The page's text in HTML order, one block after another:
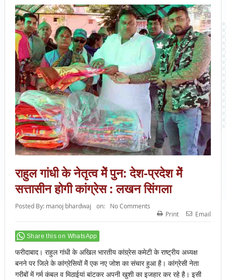
राहुल गांधी के नेतृत्व मेें पुन: देश-प्रदेश मेें
सत्तासीन होगी कांग्रेस : लखन सिंगला
Posted By: manoj bhardwaj on:
No Comments
Print
Email
Share this on WhatsApp
फरीदाबाद। राहुल गांधी के अखिल भारतीय कांग्र्रेस कमेटी के राष्ट्रीय अध्यक्ष
बनने पर जिले के कांग्रेसियों मेें एक नए जोश का संचार हुआ है। कांग्रेसी नेता
गरीबों में गर्म कंबल व मिठाईयां बांटकर अपनी खुशी का इजहार कर रहे है। इसी